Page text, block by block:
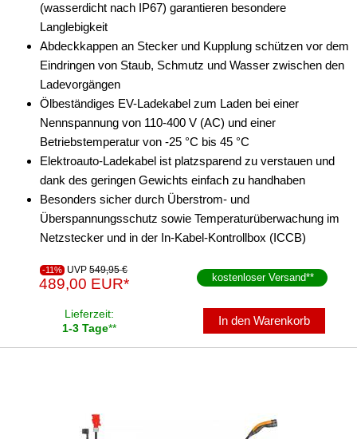
(wasserdicht nach IP67) garantieren besondere
Langlebigkeit
Abdeckkappen an Stecker und Kupplung schützen vor dem
Eindringen von Staub, Schmutz und Wasser zwischen den
Ladevorgängen
Ölbeständiges EV-Ladekabel zum Laden bei einer
Nennspannung von 110-400 V (AC) und einer
Betriebstemperatur von -25 °C bis 45 °C
Elektroauto-Ladekabel ist platzsparend zu verstauen und
dank des geringen Gewichts einfach zu handhaben
Besonders sicher durch Überstrom- und
Überspannungsschutz sowie Temperaturüberwachung im
Netzstecker und in der In-Kabel-Kontrollbox (ICCB)
-11% UVP 549,95 €
489,00 EUR* kostenloser Versand**
Lieferzeit:
1-3 Tage**
In den Warenkorb